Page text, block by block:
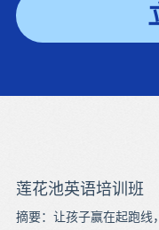
莲花池英语培训班
摘要：让孩子赢在起跑线